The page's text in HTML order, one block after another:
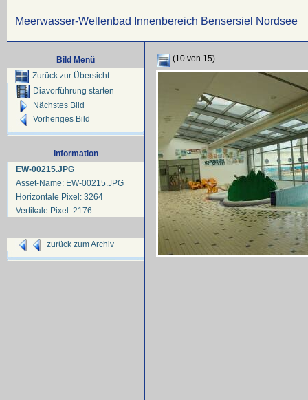
Meerwasser-Wellenbad Innenbereich Bensersiel Nordsee
Bild Menü
Zurück zur Übersicht
Diavorführung starten
Nächstes Bild
Vorheriges Bild
Information
EW-00215.JPG
Asset-Name: EW-00215.JPG
Horizontale Pixel: 3264
Vertikale Pixel: 2176
zurück zum Archiv
(10 von 15)